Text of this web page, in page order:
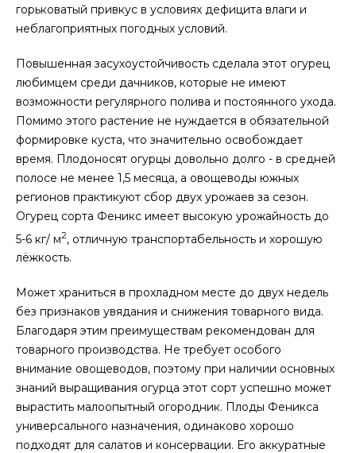
горьковатый привкус в условиях дефицита влаги и
неблагоприятных погодных условий.
Повышенная засухоустойчивость сделала этот огурец
любимцем среди дачников, которые не имеют
возможности регулярного полива и постоянного ухода.
Помимо этого растение не нуждается в обязательной
формировке куста, что значительно освобождает
время. Плодоносят огурцы довольно долго - в средней
полосе не менее 1,5 месяца, а овощеводы южных
регионов практикуют сбор двух урожаев за сезон.
Огурец сорта Феникс имеет высокую урожайность до
5-6 кг/ м2, отличную транспортабельность и хорошую
лёжкость.
Может храниться в прохладном месте до двух недель
без признаков увядания и снижения товарного вида.
Благодаря этим преимуществам рекомендован для
товарного производства. Не требует особого
внимание овощеводов, поэтому при наличии основных
знаний выращивания огурца этот сорт успешно может
вырастить малоопытный огородник. Плоды Феникса
универсального назначения, одинаково хорошо
подходят для салатов и консервации. Его аккуратные